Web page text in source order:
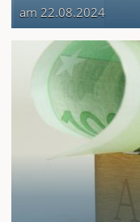
am 22.08.2024